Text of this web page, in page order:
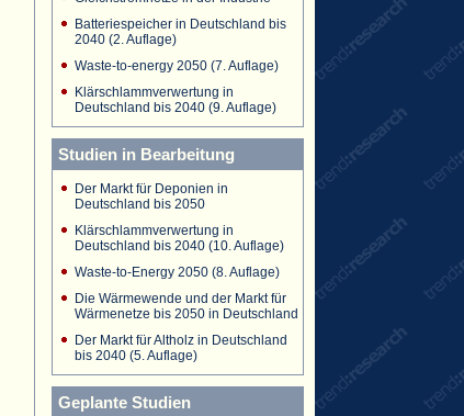
Batteriespeicher in Deutschland bis
2040 (2. Auflage)
Waste-to-energy 2050 (7. Auflage)
Klärschlammverwertung in
Deutschland bis 2040 (9. Auflage)
Studien in Bearbeitung
Der Markt für Deponien in
Deutschland bis 2050
Klärschlammverwertung in
Deutschland bis 2040 (10. Auflage)
Waste-to-Energy 2050 (8. Auflage)
Die Wärmewende und der Markt für
Wärmenetze bis 2050 in Deutschland
Der Markt für Altholz in Deutschland
bis 2040 (5. Auflage)
Geplante Studien